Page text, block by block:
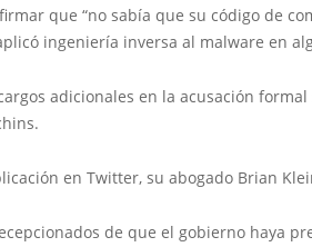
que “no sabía que su código de
ingeniería inversa al malware en
adicionales en la acusación
en Twitter, su abogado Brian
de que el gobierno haya